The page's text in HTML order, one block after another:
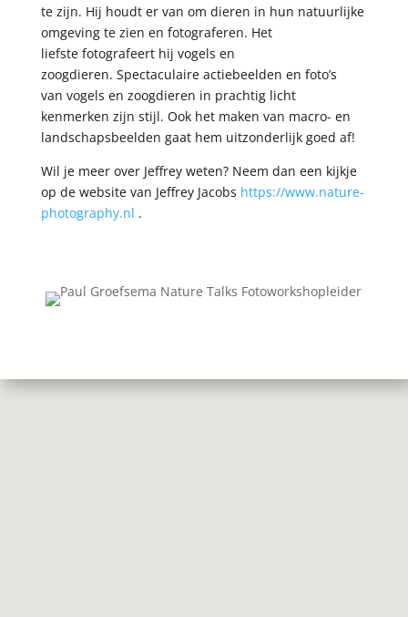
te zijn. Hij houdt er van om dieren in hun natuurlijke
omgeving te zien en fotograferen. Het
liefste fotografeert hij vogels en
zoogdieren. Spectaculaire actiebeelden en foto’s
van vogels en zoogdieren in prachtig licht
kenmerken zijn stijl. Ook het maken van macro- en
landschapsbeelden gaat hem uitzonderlijk goed af!
Wil je meer over Jeffrey weten? Neem dan een kijkje
op de website van Jeffrey Jacobs https://www.nature-
photography.nl .